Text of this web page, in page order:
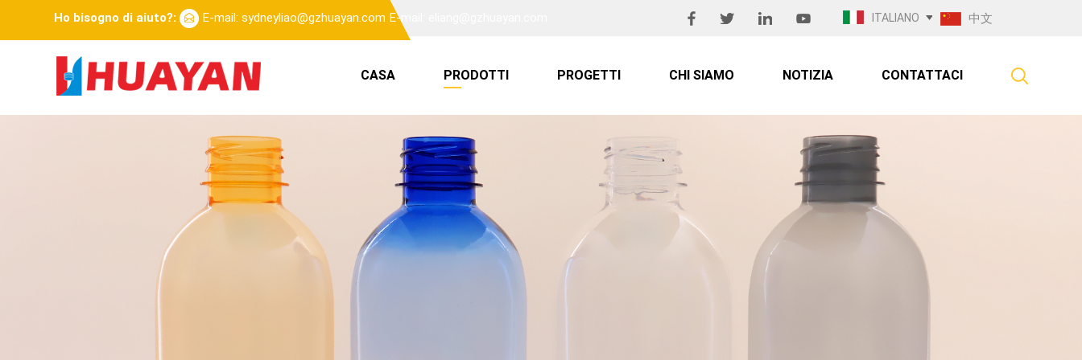
Ho bisogno di aiuto?: E-mail: sydneyliao@gzhuayan.com E-mail: eliang@gzhuayan.com ITALIANO 中文
CASA PRODOTTI PROGETTI CHI SIAMO NOTIZIA CONTATTACI